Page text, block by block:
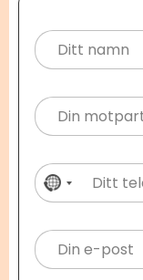
No country